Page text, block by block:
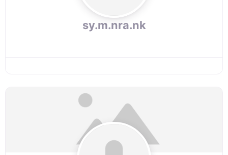
sy.m.nra.nk